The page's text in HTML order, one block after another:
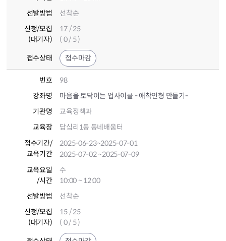
선발방법
선착순
신청/모집
(대기자)
17 / 25
( 0 / 5 )
접수상태 접수마감
번호
98
강좌명
마음을 토닥이는 업사이클 - 애착인형 만들기-
기관명
교육정책과
교육장
답십리1동 동네배움터
접수기간/
교육기간
2025-06-23~2025-07-01
2025-07-02~2025-07-09
교육요일
/시간
수
10:00 ~ 12:00
선발방법
선착순
신청/모집
(대기자)
15 / 25
( 0 / 5 )